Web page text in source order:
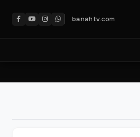
banahtv.com